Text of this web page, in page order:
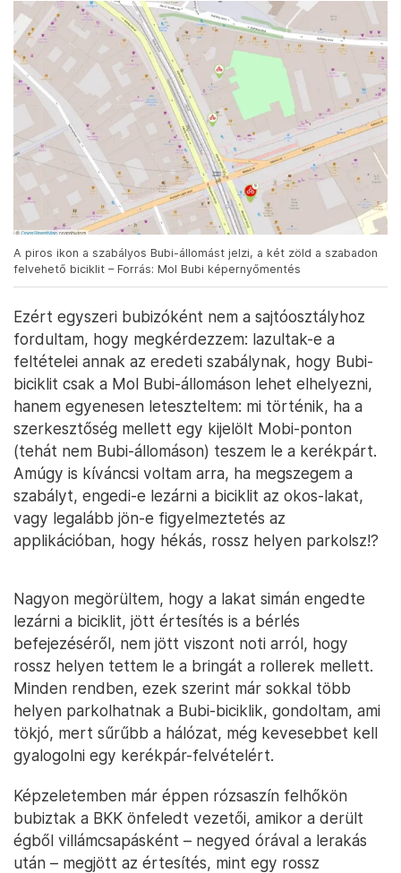
A piros ikon a szabályos Bubi-állomást jelzi, a két zöld a szabadon
felvehető biciklit – Forrás: Mol Bubi képernyőmentés
Ezért egyszeri bubizóként nem a sajtóosztályhoz
fordultam, hogy megkérdezzem: lazultak-e a
feltételei annak az eredeti szabálynak, hogy Bubi-
biciklit csak a Mol Bubi-állomáson lehet elhelyezni,
hanem egyenesen leteszteltem: mi történik, ha a
szerkesztőség mellett egy kijelölt Mobi-ponton
(tehát nem Bubi-állomáson) teszem le a kerékpárt.
Amúgy is kíváncsi voltam arra, ha megszegem a
szabályt, engedi-e lezárni a biciklit az okos-lakat,
vagy legalább jön-e figyelmeztetés az
applikációban, hogy hékás, rossz helyen parkolsz!?
Nagyon megörültem, hogy a lakat simán engedte
lezárni a biciklit, jött értesítés is a bérlés
befejezéséről, nem jött viszont noti arról, hogy
rossz helyen tettem le a bringát a rollerek mellett.
Minden rendben, ezek szerint már sokkal több
helyen parkolhatnak a Bubi-biciklik, gondoltam, ami
tökjó, mert sűrűbb a hálózat, még kevesebbet kell
gyalogolni egy kerékpár-felvételért.
Képzeletemben már éppen rózsaszín felhőkön
bubiztak a BKK önfeledt vezetői, amikor a derült
égből villámcsapásként – negyed órával a lerakás
után – megjött az értesítés, mint egy rossz